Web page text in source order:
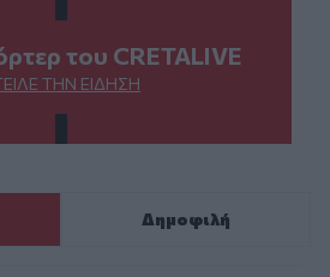
του CRETALIVE
ΤΗΝ ΕΊΔΗΣΗ
Δημοφιλή